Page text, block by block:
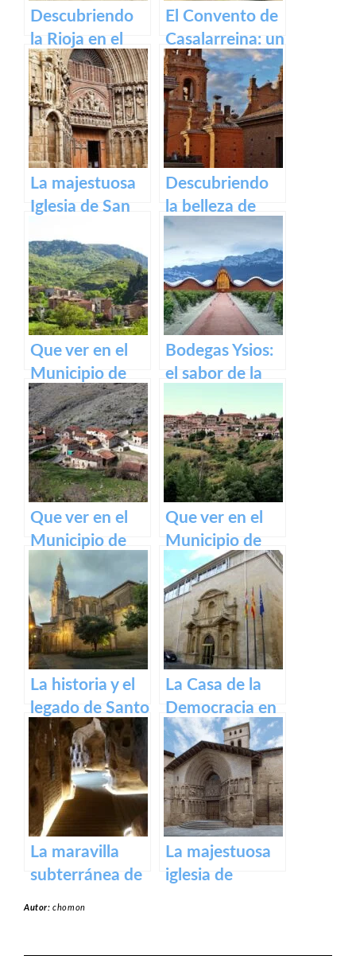
Descubriendo
la Rioja en el
Camino de
Santiago
Francés
El Convento de
Casalarreina: un
tesoro de
devoción y arte
en honor a la
Virgen de la
Piedad
La majestuosa
Iglesia de San
Logroño
Descubriendo
la belleza de
Alfaro: un
recorrido por el
pueblo riojano
Que ver en el
Municipio de
Ventrosa de La
Rioja
Bodegas Ysios:
el sabor de la
vinos
Que ver en el
Municipio de
Gallinero de
Cameros de La
Rioja
Que ver en el
Municipio de
Lumbreras de
Cameros de La
Rioja
La historia y el
legado de Santo
Domingo de la
Calzada
La Casa de la
Democracia en
Logroño: El
Parlamento de
La Rioja
La maravilla
subterránea de
La majestuosa
iglesia de
Autor:chomon